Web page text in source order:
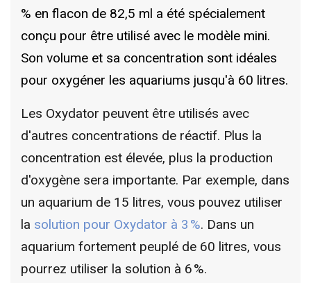
% en flacon de 82,5 ml a été spécialement
conçu pour être utilisé avec le modèle mini.
Son volume et sa concentration sont idéales
pour oxygéner les aquariums jusqu'à 60 litres.
Les Oxydator peuvent être utilisés avec
d'autres concentrations de réactif. Plus la
concentration est élevée, plus la production
d'oxygène sera importante. Par exemple, dans
un aquarium de 15 litres, vous pouvez utiliser
la solution pour Oxydator à 3 %. Dans un
aquarium fortement peuplé de 60 litres, vous
pourrez utiliser la solution à 6 %.